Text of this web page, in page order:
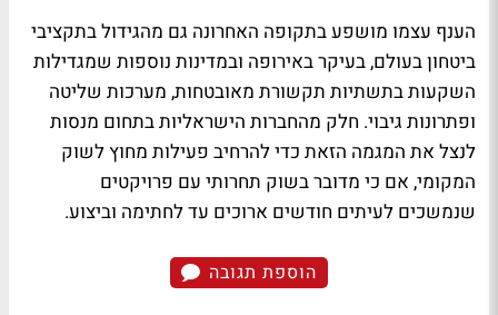
הענף עצמו מושפע בתקופה האחרונה גם מהגידול בתקציבי
ביטחון בעולם, בעיקר באירופה ובמדינות נוספות שמגדילות
השקעות בתשתיות תקשורת מאובטחות, מערכות שליטה
ופתרונות גיבוי. חלק מהחברות הישראליות בתחום מנסות
לנצל את המגמה הזאת כדי להרחיב פעילות מחוץ לשוק
המקומי, אם כי מדובר בשוק תחרותי עם פרויקטים
שנמשכים לעיתים חודשים ארוכים עד לחתימה וביצוע.
הוספת תגובה